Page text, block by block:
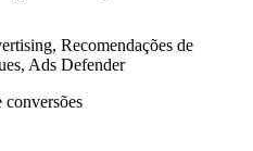
Recomendações de
Ads Defender
conversões